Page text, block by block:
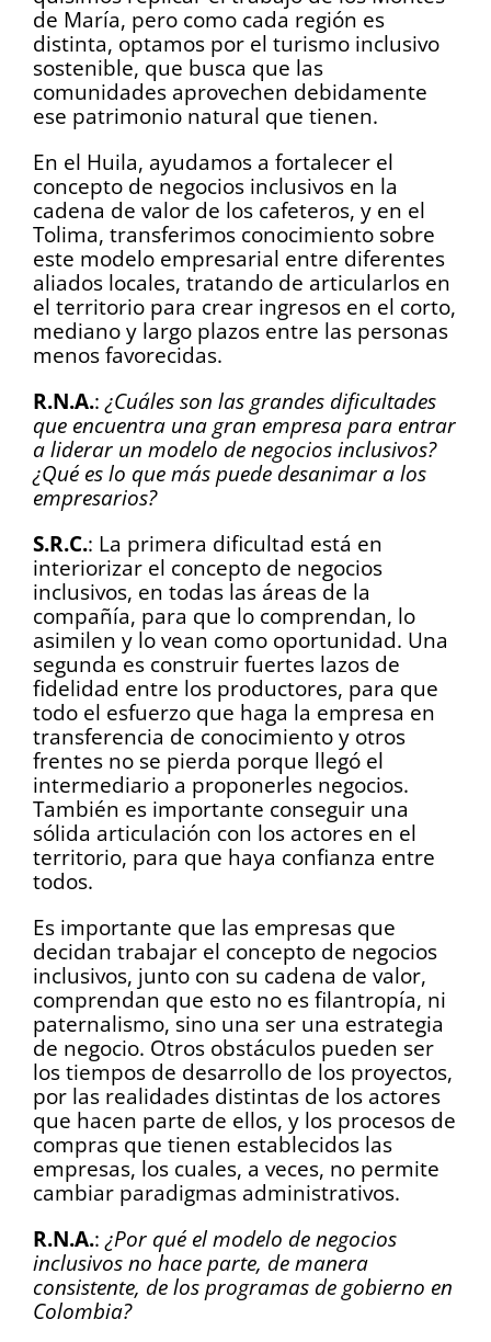
de María, pero como cada región es
distinta, optamos por el turismo inclusivo
sostenible, que busca que las
comunidades aprovechen debidamente
ese patrimonio natural que tienen.
En el Huila, ayudamos a fortalecer el
concepto de negocios inclusivos en la
cadena de valor de los cafeteros, y en el
Tolima, transferimos conocimiento sobre
este modelo empresarial entre diferentes
aliados locales, tratando de articularlos en
el territorio para crear ingresos en el corto,
mediano y largo plazos entre las personas
menos favorecidas.
R.N.A.: ¿Cuáles son las grandes dificultades
que encuentra una gran empresa para entrar
a liderar un modelo de negocios inclusivos?
¿Qué es lo que más puede desanimar a los
empresarios?
S.R.C.: La primera dificultad está en
interiorizar el concepto de negocios
inclusivos, en todas las áreas de la
compañía, para que lo comprendan, lo
asimilen y lo vean como oportunidad. Una
segunda es construir fuertes lazos de
fidelidad entre los productores, para que
todo el esfuerzo que haga la empresa en
transferencia de conocimiento y otros
frentes no se pierda porque llegó el
intermediario a proponerles negocios.
También es importante conseguir una
sólida articulación con los actores en el
territorio, para que haya confianza entre
todos.
Es importante que las empresas que
decidan trabajar el concepto de negocios
inclusivos, junto con su cadena de valor,
comprendan que esto no es filantropía, ni
paternalismo, sino una ser una estrategia
de negocio. Otros obstáculos pueden ser
los tiempos de desarrollo de los proyectos,
por las realidades distintas de los actores
que hacen parte de ellos, y los procesos de
compras que tienen establecidos las
empresas, los cuales, a veces, no permite
cambiar paradigmas administrativos.
R.N.A.: ¿Por qué el modelo de negocios
inclusivos no hace parte, de manera
consistente, de los programas de gobierno en
Colombia?